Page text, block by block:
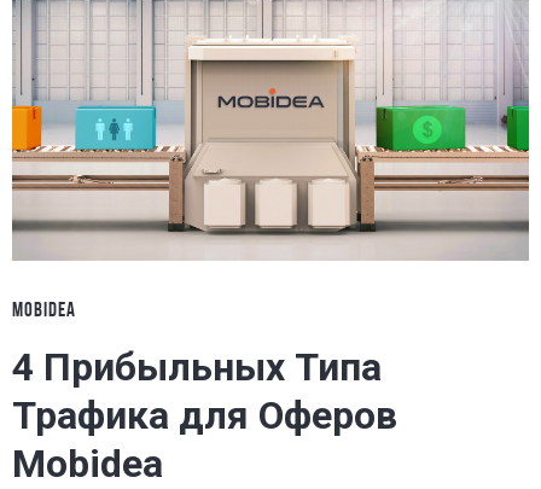
MOBIDEA
4 Прибыльных Типа
Трафика для Оферов
Mobidea